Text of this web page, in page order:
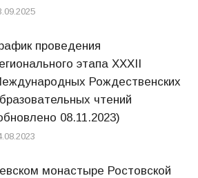
проведения
этапа XXXII
Рождественских
чтений
08.11.2023)
монастыре Ростовской